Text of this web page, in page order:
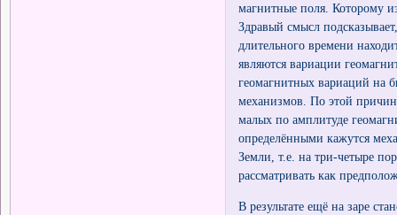
магнитные поля. Которому
Здравый смысл
длительного времени
являются вариации
геомагнитных вариаций на
механизмов. По этой
малых по амплитуде
определёнными кажутся
Земли, т.е. на три-четыре
рассматривать как
В результате ещё на заре